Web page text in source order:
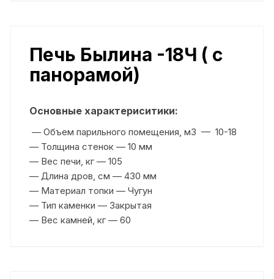
Печь Былина -18Ч ( с
панорамой)
Основные характериситики:
— Объем парильного помещения, м3 — 10-18
— Толщина стенок — 10 мм
— Вес печи, кг — 105
— Длина дров, см — 430 мм
— Материал топки — Чугун
— Тип каменки — Закрытая
— Вес камней, кг — 60